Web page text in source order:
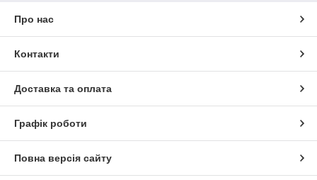
Про нас
Контакти
Доставка та оплата
Графік роботи
Повна версія сайту